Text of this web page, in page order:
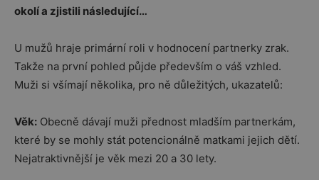
okolí a zjistili následující…
U mužů hraje primární roli v hodnocení partnerky zrak.
Takže na první pohled půjde především o váš vzhled.
Muži si všímají několika, pro ně důležitých, ukazatelů:
Věk: Obecně dávají muži přednost mladším partnerkám,
které by se mohly stát potencionálně matkami jejich dětí.
Nejatraktivnější je věk mezi 20 a 30 lety.